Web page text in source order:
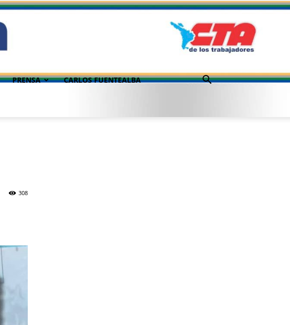
PRENSA CARLOS FUENTEALBA
308